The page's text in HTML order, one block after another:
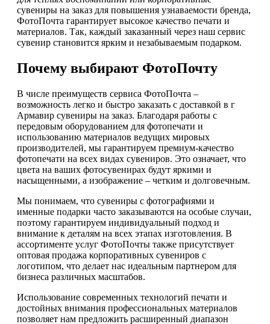
сувениры на заказ для повышения узнаваемости бренда,
ФотоПочта гарантирует высокое качество печати и
материалов. Так, каждый заказанный через наш сервис
сувенир становится ярким и незабываемым подарком.
Почему выбирают ФотоПочту
В числе преимуществ сервиса ФотоПочта –
возможность легко и быстро заказать с доставкой в г
Армавир сувениры на заказ. Благодаря работы с
передовым оборудованием для фотопечати и
использованию материалов ведущих мировых
производителей, мы гарантируем премиум-качество
фотопечати на всех видах сувениров. Это означает, что
цвета на ваших фотосувенирах будут яркими и
насыщенными, а изображение – четким и долговечным.
Мы понимаем, что сувениры с фотографиями и
именные подарки часто заказываются на особые случаи,
поэтому гарантируем индивидуальный подход и
внимание к деталям на всех этапах изготовления. В
ассортименте услуг ФотоПочты также присутствует
оптовая продажа корпоративных сувениров с
логотипом, что делает нас идеальным партнером для
бизнеса различных масштабов.
Использование современных технологий печати и
достойных внимания профессиональных материалов
позволяет нам предложить расширенный диапазон